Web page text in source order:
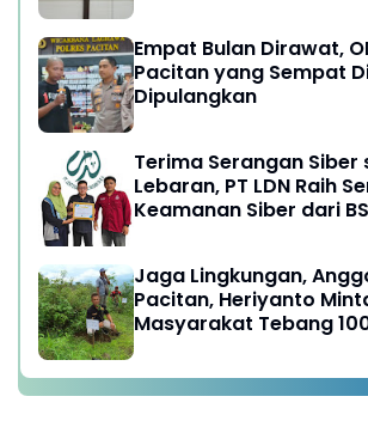
Empat Bulan Dirawat,
Pacitan yang Sempat
Dipulangkan
Terima Serangan Siber
Lebaran, PT LDN Raih
Keamanan Siber dari
Jaga Lingkungan,
Pacitan, Heriyanto
Masyarakat Tebang